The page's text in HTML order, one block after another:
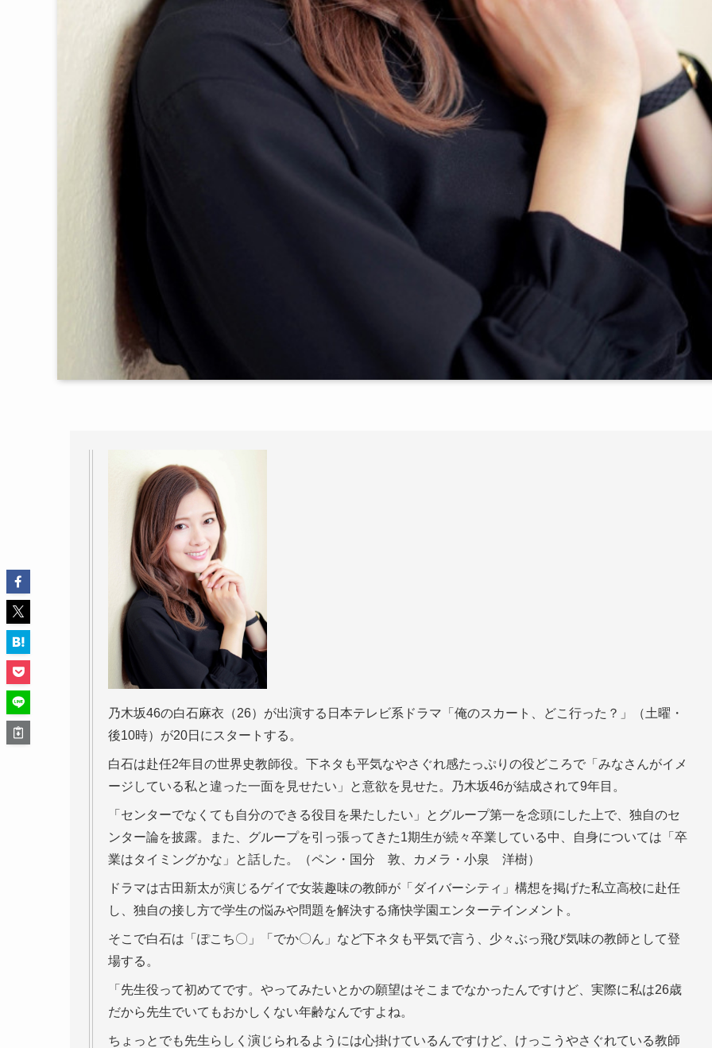
乃木坂46の白石麻衣（26）が出演する日本テレビ系ドラマ「俺のスカート、どこ行った？」（土曜・
後10時）が20日にスタートする。
白石は赴任2年目の世界史教師役。下ネタも平気なやさぐれ感たっぷりの役どころで「みなさんがイメ
ージしている私と違った一面を見せたい」と意欲を見せた。乃木坂46が結成されて9年目。
「センターでなくても自分のできる役目を果たしたい」とグループ第一を念頭にした上で、独自のセ
ンター論を披露。また、グループを引っ張ってきた1期生が続々卒業している中、自身については「卒
業はタイミングかな」と話した。（ペン・国分 敦、カメラ・小泉 洋樹）
ドラマは古田新太が演じるゲイで女装趣味の教師が「ダイバーシティ」構想を掲げた私立高校に赴任
し、独自の接し方で学生の悩みや問題を解決する痛快学園エンターテインメント。
そこで白石は「ぽこち〇」「でか〇ん」など下ネタも平気で言う、少々ぶっ飛び気味の教師として登
場する。
「先生役って初めてです。やってみたいとかの願望はそこまでなかったんですけど、実際に私は26歳
だから先生でいてもおかしくない年齢なんですよね。
ちょっとでも先生らしく演じられるようには心掛けているんですけど、けっこうやさぐれている教師